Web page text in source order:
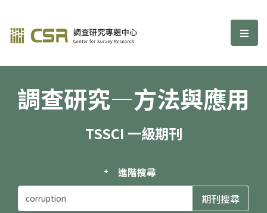
調查研究—方法與應用期刊 選
調查研究—方法與應用
TSSCI 一級期刊
進階搜尋